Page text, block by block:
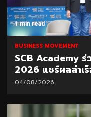
1 min read
BUSINESS MOVEMENT
SCB Academy
2026 แชร์ผลสำเ
04/08/2026